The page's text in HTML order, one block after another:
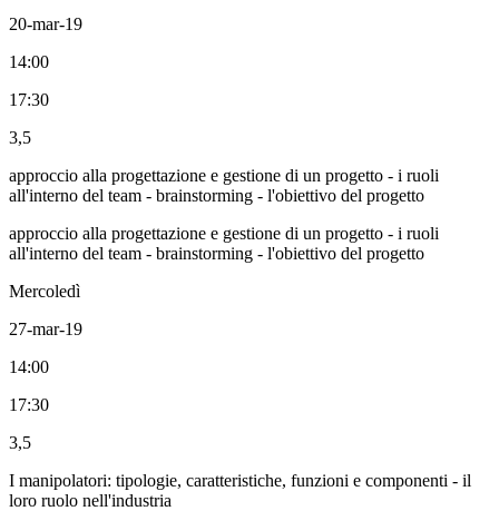
20-mar-19
14:00
17:30
3,5
approccio alla progettazione e gestione di un progetto - i ruoli
all'interno del team - brainstorming - l'obiettivo del progetto
approccio alla progettazione e gestione di un progetto - i ruoli
all'interno del team - brainstorming - l'obiettivo del progetto
Mercoledì
27-mar-19
14:00
17:30
3,5
I manipolatori: tipologie, caratteristiche, funzioni e componenti - il
loro ruolo nell'industria